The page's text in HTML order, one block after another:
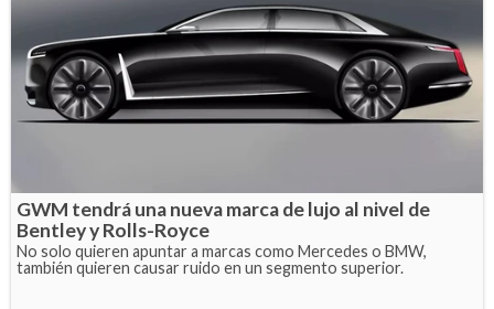
GWM tendrá una nueva marca de lujo al nivel de
Bentley y Rolls-Royce
No solo quieren apuntar a marcas como Mercedes o BMW,
también quieren causar ruido en un segmento superior.